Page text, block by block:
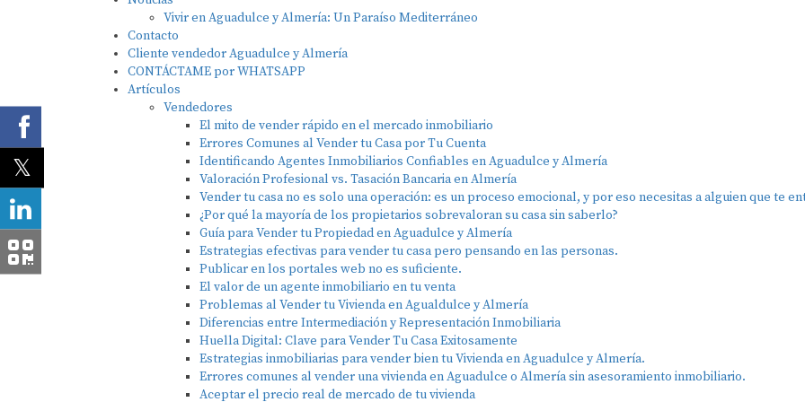
Vivir en Aguadulce y Almería: Un Paraíso Mediterráneo
Contacto
Cliente vendedor Aguadulce y Almería
CONTÁCTAME por WHATSAPP
Artículos
Vendedores
El mito de vender rápido en el mercado inmobiliario
Errores Comunes al Vender tu Casa por Tu Cuenta
Identificando Agentes Inmobiliarios Confiables en Aguadulce y Almería
Valoración Profesional vs. Tasación Bancaria en Almería
Vender tu casa no es solo una operación: es un proceso emocional, y por eso necesitas a alguien que te
¿Por qué la mayoría de los propietarios sobrevaloran su casa sin saberlo?
Guía para Vender tu Propiedad en Aguadulce y Almería
Estrategias efectivas para vender tu casa pero pensando en las personas.
Publicar en los portales web no es suficiente.
El valor de un agente inmobiliario en tu venta
Problemas al Vender tu Vivienda en Agualdulce y Almería
Diferencias entre Intermediación y Representación Inmobiliaria
Huella Digital: Clave para Vender Tu Casa Exitosamente
Estrategias inmobiliarias para vender bien tu Vivienda en Aguadulce y Almería.
Errores comunes al vender una vivienda en Aguadulce o Almería sin asesoramiento inmobiliario.
Aceptar el precio real de mercado de tu vivienda